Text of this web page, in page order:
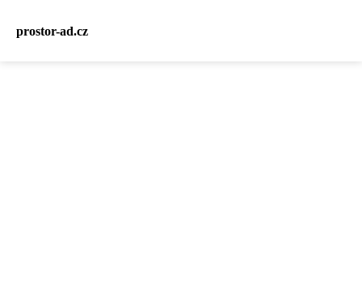
prostor-ad.cz